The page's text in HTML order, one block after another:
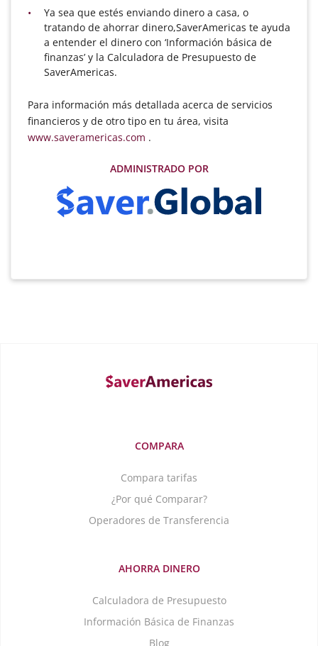
Ya sea que estés enviando dinero a casa, o
tratando de ahorrar dinero,SaverAmericas te ayuda
a entender el dinero con ‘Información básica de
finanzas’ y la Calculadora de Presupuesto de
SaverAmericas.
Para información más detallada acerca de servicios
financieros y de otro tipo en tu área, visita
www.saveramericas.com .
ADMINISTRADO POR
COMPARA
Compara tarifas
¿Por qué Comparar?
Operadores de Transferencia
AHORRA DINERO
Calculadora de Presupuesto
Información Básica de Finanzas
Blog